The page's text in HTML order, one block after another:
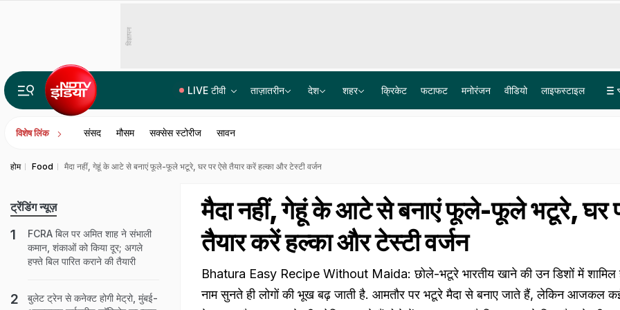
विज्ञापन
LIVE टीवी ताज़ातरीन देश शहर क्रिकेट फटाफट मनोरंजन वीडियो लाइफस्टाइल
विशेष लिंक संसद मौसम सक्सेस स्टोरीज सावन
होम Food मैदा नहीं, गेहूं के आटे से बनाएं फूले-फूले भटूरे, घर पर ऐसे तैयार करें हल्का और टेस्टी वर्जन
मैदा नहीं, गेहूं के आटे से बनाएं फूले-फूले भटूरे, घर
तैयार करें हल्का और टेस्टी वर्जन
Bhatura Easy Recipe Without Maida: छोले-भटूरे भारतीय खाने की उन डिशों में शामिल
नाम सुनते ही लोगों की भूख बढ़ जाती है. आमतौर पर भटूरे मैदा से बनाए जाते हैं, लेकिन आजकल
ट्रेंडिंग न्यूज़
FCRA बिल पर अमित शाह ने संभाली
कमान, शंकाओं को किया दूर; अगले
हफ्ते बिल पारित कराने की तैयारी
बुलेट ट्रेन से कनेक्ट होगी मेट्रो, मुंबई-